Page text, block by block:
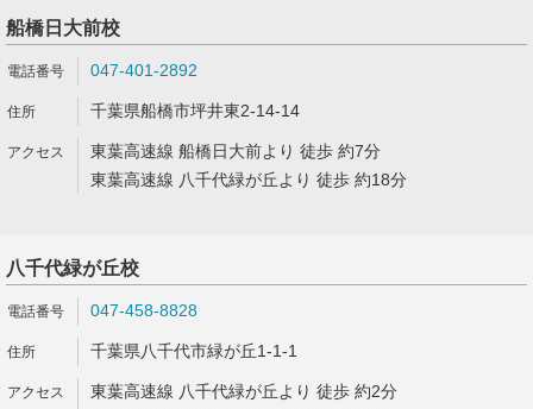
船橋日大前校
047-401-2892
千葉県船橋市坪井東2-14-14
東葉高速線 船橋日大前より 徒歩 約7分
東葉高速線 八千代緑が丘より 徒歩 約18分
八千代緑が丘校
047-458-8828
千葉県八千代市緑が丘1-1-1
東葉高速線 八千代緑が丘より 徒歩 約2分